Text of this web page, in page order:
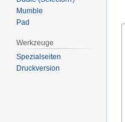
Mumble
Pad
Werkzeuge
Spezialseiten
Druckversion